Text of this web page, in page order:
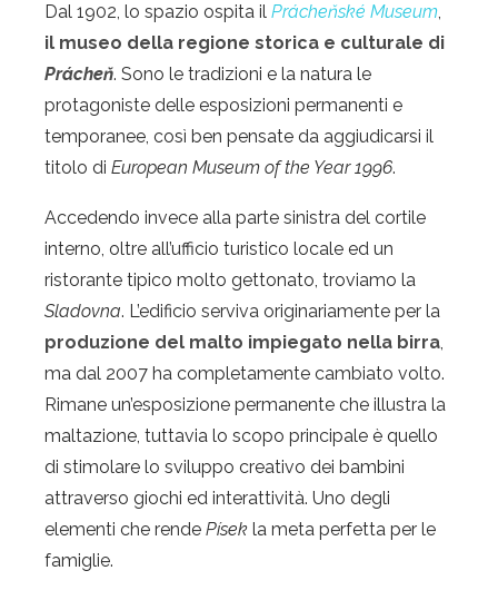
Dal 1902, lo spazio ospita il Prácheňské Museum,
il museo della regione storica e culturale di
Prácheň. Sono le tradizioni e la natura le
protagoniste delle esposizioni permanenti e
temporanee, così ben pensate da aggiudicarsi il
titolo di European Museum of the Year 1996.
Accedendo invece alla parte sinistra del cortile
interno, oltre all’ufficio turistico locale ed un
ristorante tipico molto gettonato, troviamo la
Sladovna. L’edificio serviva originariamente per la
produzione del malto impiegato nella birra,
ma dal 2007 ha completamente cambiato volto.
Rimane un’esposizione permanente che illustra la
maltazione, tuttavia lo scopo principale è quello
di stimolare lo sviluppo creativo dei bambini
attraverso giochi ed interattività. Uno degli
elementi che rende Písek la meta perfetta per le
famiglie.